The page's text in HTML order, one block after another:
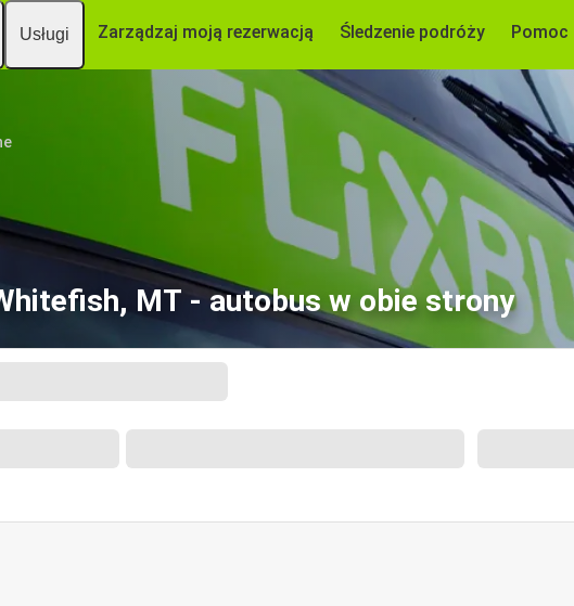
Usługi Zarządzaj moją rezerwacją Śledzenie podróży Pomoc
MT - autobus w obie strony